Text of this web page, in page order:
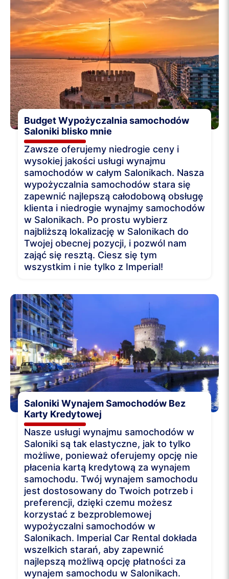
Budget Wypożyczalnia samochodów
Saloniki blisko mnie
Zawsze oferujemy niedrogie ceny i
wysokiej jakości usługi wynajmu
samochodów w całym Salonikach. Nasza
wypożyczalnia samochodów stara się
zapewnić najlepszą całodobową obsługę
klienta i niedrogie wynajmy samochodów
w Salonikach. Po prostu wybierz
najbliższą lokalizację w Salonikach do
Twojej obecnej pozycji, i pozwól nam
zająć się resztą. Ciesz się tym
wszystkim i nie tylko z Imperial!
Saloniki Wynajem Samochodów Bez
Karty Kredytowej
Nasze usługi wynajmu samochodów w
Saloniki są tak elastyczne, jak to tylko
możliwe, ponieważ oferujemy opcję nie
płacenia kartą kredytową za wynajem
samochodu. Twój wynajem samochodu
jest dostosowany do Twoich potrzeb i
preferencji, dzięki czemu możesz
korzystać z bezproblemowej
wypożyczalni samochodów w
Salonikach. Imperial Car Rental dokłada
wszelkich starań, aby zapewnić
najlepszą możliwą opcję płatności za
wynajem samochodu w Salonikach.